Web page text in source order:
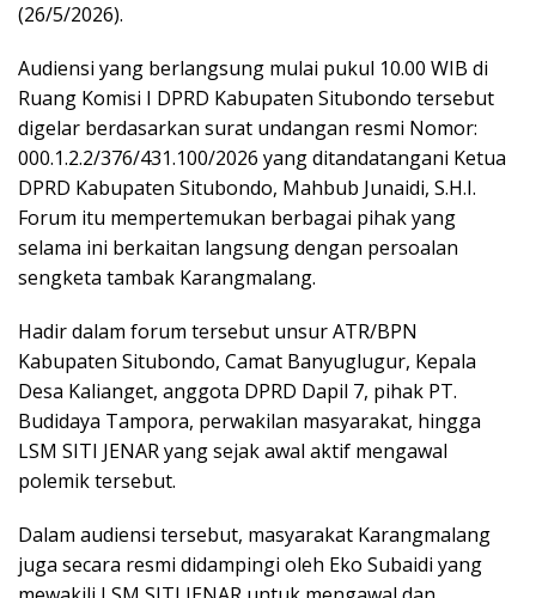
(26/5/2026).
Audiensi yang berlangsung mulai pukul 10.00 WIB di
Ruang Komisi I DPRD Kabupaten Situbondo tersebut
digelar berdasarkan surat undangan resmi Nomor:
000.1.2.2/376/431.100/2026 yang ditandatangani Ketua
DPRD Kabupaten Situbondo, Mahbub Junaidi, S.H.I.
Forum itu mempertemukan berbagai pihak yang
selama ini berkaitan langsung dengan persoalan
sengketa tambak Karangmalang.
Hadir dalam forum tersebut unsur ATR/BPN
Kabupaten Situbondo, Camat Banyuglugur, Kepala
Desa Kalianget, anggota DPRD Dapil 7, pihak PT.
Budidaya Tampora, perwakilan masyarakat, hingga
LSM SITI JENAR yang sejak awal aktif mengawal
polemik tersebut.
Dalam audiensi tersebut, masyarakat Karangmalang
juga secara resmi didampingi oleh Eko Subaidi yang